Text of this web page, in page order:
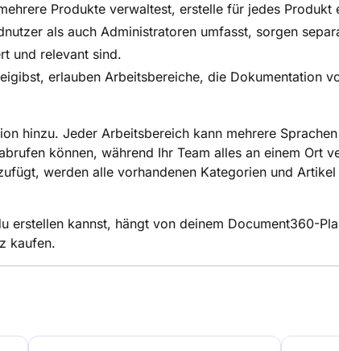
Produkte verwaltest, erstelle für jedes Produkt
als auch Administratoren umfasst, sorgen
und relevant sind.
erlauben Arbeitsbereiche, die Dokumentation
hinzu. Jeder Arbeitsbereich kann mehrere
können, während Ihr Team alles an einem Ort
werden alle vorhandenen Kategorien und
erstellen kannst, hängt von deinem Document360-
kaufen.